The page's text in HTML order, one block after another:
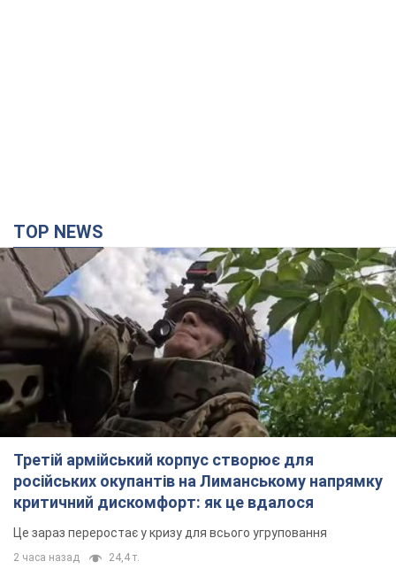
TOP NEWS
Третій армійський корпус створює для
російських окупантів на Лиманському напрямку
критичний дискомфорт: як це вдалося
Це зараз переростає у кризу для всього угруповання
2 часа назад 24,4 т.